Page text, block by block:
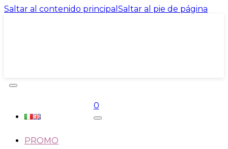
Saltar al contenido principal Saltar al pie de página
0
PROMO